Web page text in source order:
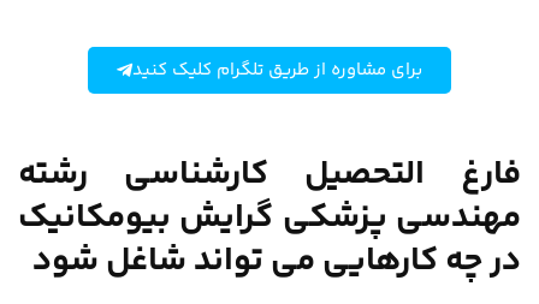
برای مشاوره از طریق تلگرام کلیک کنید
فارغ التحصیل کارشناسی رشته
مهندسی پزشکی گرایش بیومکانیک
در چه کارهایی می تواند شاغل شود